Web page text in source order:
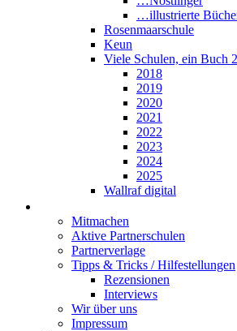
…illustrierte
Rosenmaarschule
Keun
Viele Schulen, ein Buch
2018
2019
2020
2021
2022
2023
2024
2025
Wallraf digital
Mitmachen
Aktive Partnerschulen
Partnerverlage
Tipps & Tricks / Hilfestellungen
Rezensionen
Interviews
Wir über uns
Impressum